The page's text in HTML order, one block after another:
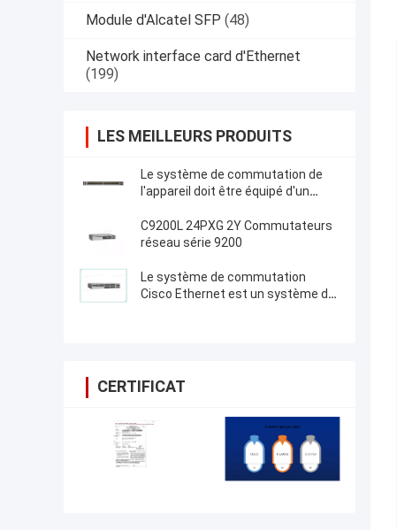
Module d'Alcatel SFP (48)
Network interface card d'Ethernet
(199)
LES MEILLEURS PRODUITS
Le système de commutation de
l'appareil doit être équipé d'un
l'appareil qui est équipé d'un
système de commutation de
C9200L 24PXG 2Y Commutateurs
réseau série 9200
Le système de commutation
Cisco Ethernet est un système de
CERTIFICAT